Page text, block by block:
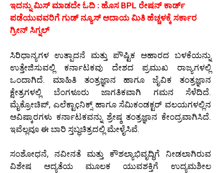
ಇದನ್ನು ಮಿಸ್‌ ಮಾಡದೇ ಓದಿ : ಹೊಸ BPL ರೇಷನ್ ಕಾರ್ಡ್
ಪಡೆಯುವವರಿಗೆ ಗುಡ್ ನ್ಯೂಸ್ ಆದಾಯ ಮಿತಿ ಹೆಚ್ಚಳಕ್ಕೆ ಸರ್ಕಾರ
ಗ್ರೀನ್ ಸಿಗ್ನಲ್
ಸಿರಿಧಾನ್ಯಗಳ ಉತ್ಪಾದನೆ ಮತ್ತು ಪೌಷ್ಟಿಕ ಆಹಾರದ ಬಳಕೆಯನ್ನು
ಉತ್ತೇಜಿಸುವಲ್ಲಿ ಕರ್ನಾಟಕವು ದೇಶದ ಪ್ರಮುಖ ರಾಜ್ಯಗಳಲ್ಲಿ
ಒಂದಾಗಿದೆ. ಮಾಹಿತಿ ತಂತ್ರಜ್ಞಾನ ಹಾಗೂ ಜೈವಿಕ ತಂತ್ರಜ್ಞಾನ
ಕ್ಷೇತ್ರಗಳಲ್ಲಿ ಬೆಂಗಳೂರು ಜಾಗತಿಕವಾಗಿ ಗಮನ ಸೆಳೆದಿದೆ.
ಮೈಕ್ರೋಚಿಪ್, ಎಲೆಕ್ಟಾçನಿಕ್ಸ್ ಹಾಗೂ ಸೆಮಿಕಂಡಕ್ಟರ್ ವಲಯಗಳಲ್ಲಿನ
ಆವಿಷ್ಕಾರಗಳು ಕರ್ನಾಟಕವನ್ನು ಶ್ರೇಷ್ಠ ತಂತ್ರಜ್ಞಾನ ಕೇಂದ್ರವಾಗಿಸಿದೆ.
ಇವೆಲ್ಲವೂ ಈ ಬಾರಿ ಸ್ತಬ್ಧಚಿತ್ರದಲ್ಲಿ ಮೇಳೈಸಿವೆ.
ಸಂಶೋಧನೆ, ನವೀನತೆ ಮತ್ತು ಕೌಶಲ್ಯಾಭಿವೃದ್ಧಿಗೆ ನೀಡಲಾಗಿರುವ
ವಿಶೇಷ ಆದ್ಯತೆಯ ಮೂಲಕ ಯುವಶಕ್ತಿಗೆ ಉದ್ಯಮಶೀಲ